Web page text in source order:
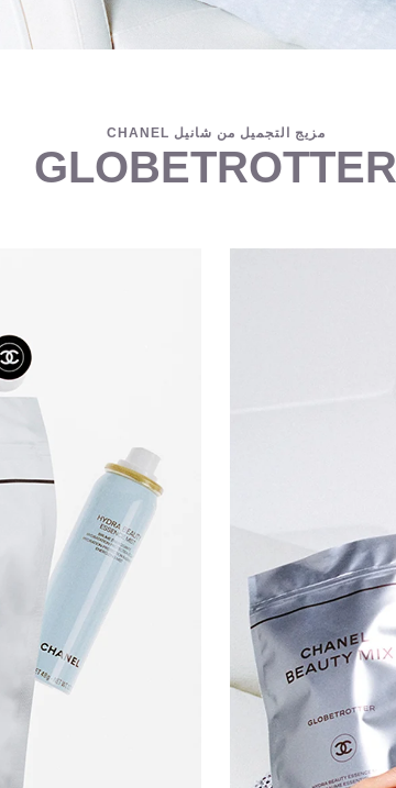
مزيج التجميل من شانيل CHANEL
GLOBETROTTER